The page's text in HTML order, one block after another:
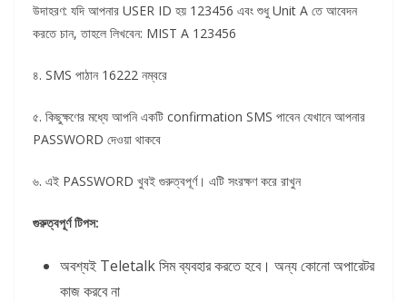
উদাহরণ: যদি আপনার USER ID হয় 123456 এবং শুধু Unit A তে আবেদন
করতে চান, তাহলে লিখবেন: MIST A 123456
৪. SMS পাঠান 16222 নম্বরে
৫. কিছুক্ষণের মধ্যে আপনি একটি confirmation SMS পাবেন যেখানে আপনার
PASSWORD দেওয়া থাকবে
৬. এই PASSWORD খুবই গুরুত্বপূর্ণ। এটি সংরক্ষণ করে রাখুন
গুরুত্বপূর্ণ টিপস:
অবশ্যই Teletalk সিম ব্যবহার করতে হবে। অন্য কোনো অপারেটর
কাজ করবে না